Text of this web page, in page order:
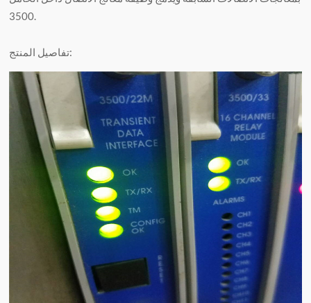
3500.
تفاصيل المنتج: